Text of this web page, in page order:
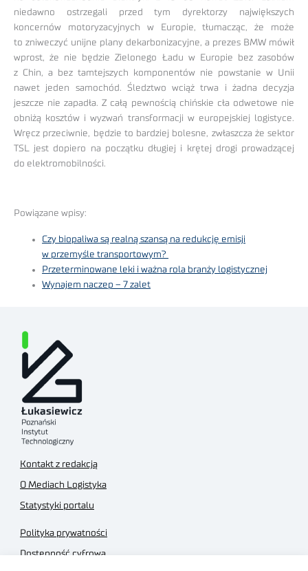
niedawno ostrzegali przed tym dyrektorzy największych
koncernów motoryzacyjnych w Europie, tłumacząc, że może
to zniweczyć unijne plany dekarbonizacyjne, a prezes BMW mówił
wprost, że nie będzie Zielonego Ładu w Europie bez zasobów
z Chin, a bez tamtejszych komponentów nie powstanie w Unii
nawet jeden samochód. Śledztwo wciąż trwa i żadna decyzja
jeszcze nie zapadła. Z całą pewnością chińskie cła odwetowe nie
obniżą kosztów i wyzwań transformacji w europejskiej logistyce.
Wręcz przeciwnie, będzie to bardziej bolesne, zwłaszcza że sektor
TSL jest dopiero na początku długiej i krętej drogi prowadzącej
do elektromobilności.
Powiązane wpisy:
Czy biopaliwa są realną szansą na redukcję emisji
w przemyśle transportowym?
Przeterminowane leki i ważna rola branży logistycznej
Wynajem naczep – 7 zalet
Kontakt z redakcją
O Mediach Logistyka
Statystyki portalu
Polityka prywatności
Dostępność cyfrowa